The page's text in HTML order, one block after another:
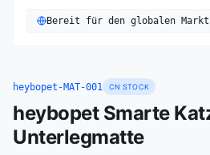
Bereit für den globalen Markt
heybopet-MAT-001 CN STOCK
heybopet Smarte
Unterlegmatte